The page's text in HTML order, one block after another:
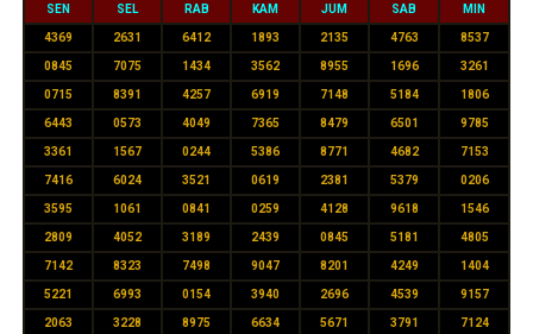
SEN SEL RAB KAM JUM SAB MIN
4369 2631 6412 1893 2135 4763 8537
0845 7075 1434 3562 8955 1696 3261
0715 8391 4257 6919 7148 5184 1806
6443 0573 4049 7365 8479 6501 9785
3361 1567 0244 5386 8771 4682 7153
7416 6024 3521 0619 2381 5379 0206
3595 1061 0841 0259 4128 9618 1546
2809 4052 3189 2439 0845 5181 4805
7142 8323 7498 9047 8201 4249 1404
5221 6993 0154 3940 2696 4539 9157
2063 3228 8975 6634 5671 3791 7124